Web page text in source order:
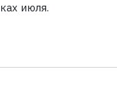
июля.